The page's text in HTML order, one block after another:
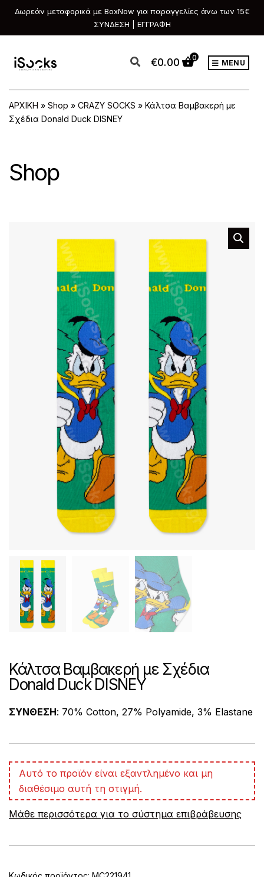
Δωρεάν μεταφορικά με BoxNow για παραγγελίες άνω των 15€
ΣΥΝΔΕΣΗ | ΕΓΓΡΑΦΗ
€0.00 0
MENU
ΑΡΧΙΚΗ » Shop » CRAZY SOCKS » Κάλτσα Βαμβακερή με
Σχέδια Donald Duck DISNEY
Shop
Κάλτσα Βαμβακερή με Σχέδια
Donald Duck DISNEY
ΣΥΝΘΕΣΗ: 70% Cotton, 27% Polyamide, 3% Elastane
Αυτό το προϊόν είναι εξαντλημένο και μη
διαθέσιμο αυτή τη στιγμή.
Μάθε περισσότερα για το σύστημα επιβράβευσης